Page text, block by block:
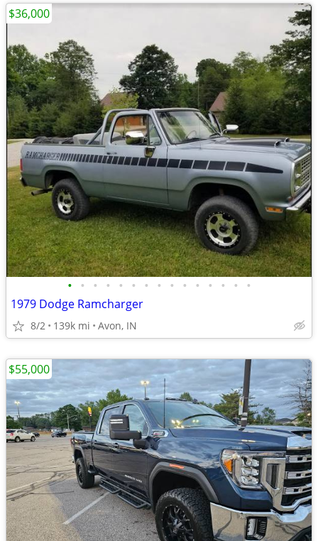
• • • • • • • • • • • • • • •
1979 Dodge Ramcharger
8/2 139k mi Avon, IN
$36,000
$55,000